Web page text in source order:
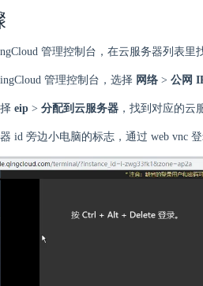
管理控制台，在云服务器列表里
管理控制台，选择 网络 > 公网
eip > 分配到云服务器 ，找到对应的云
id 旁边小电脑的标志，通过 web vnc